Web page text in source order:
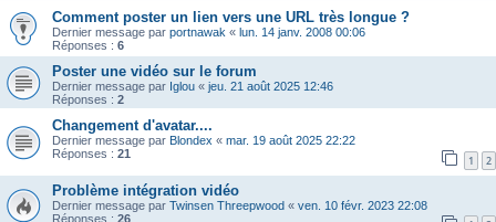
Comment poster un lien vers une URL très longue ?
Dernier message par portnawak « lun. 14 janv. 2008 00:06
Réponses : 6
Poster une vidéo sur le forum
Dernier message par Iglou « jeu. 21 août 2025 12:46
Réponses : 2
Changement d'avatar....
Dernier message par Blondex « mar. 19 août 2025 22:22
Réponses : 21 1 2
Problème intégration vidéo
Dernier message par Twinsen Threepwood « ven. 10 févr. 2023 22:08
Réponses : 26